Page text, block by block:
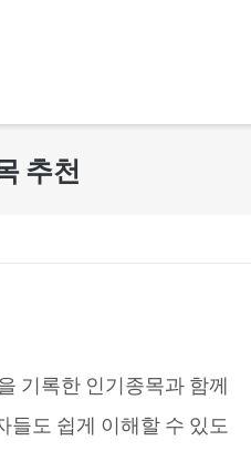
추천
기록한 인기종목과 함께
들도 쉽게 이해할 수 있도